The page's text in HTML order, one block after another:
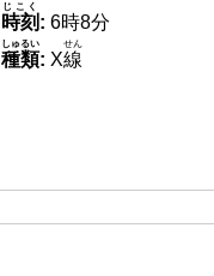
時刻
じこく
: 6時8分
種類
しゅるい
: X線
せん